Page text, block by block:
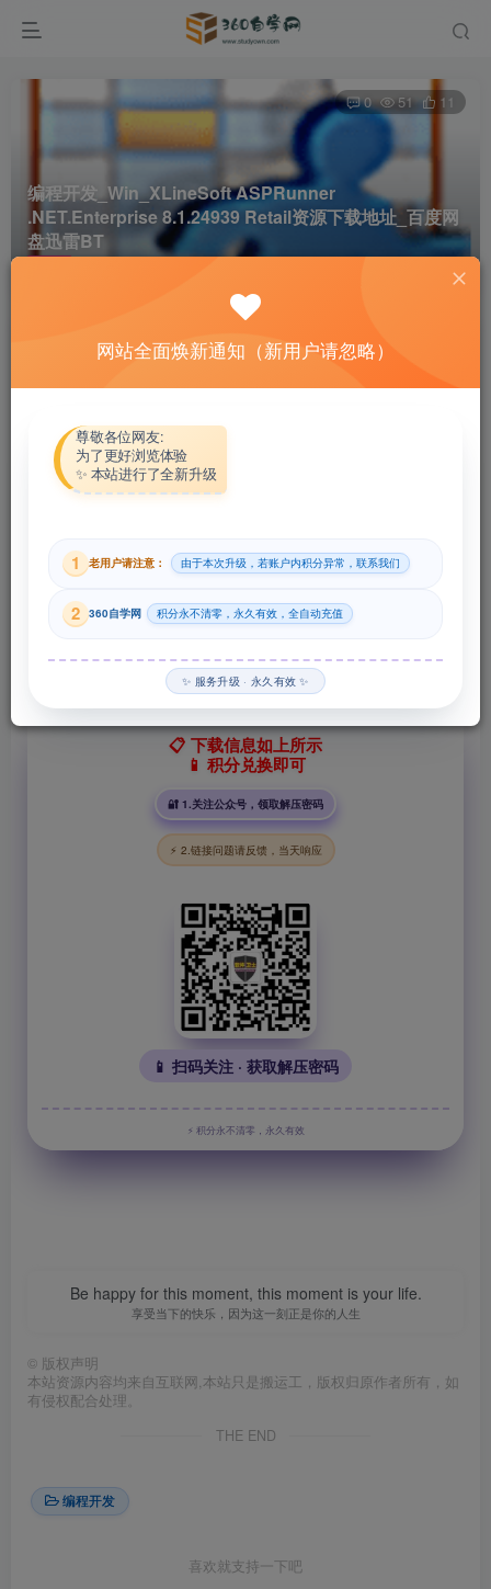
编程开发_Win_XLineSoft ASPRunner
.NET.Enterprise 8.1.24939 Retail资源下载地址_百度网
盘迅雷BT
0 51 11
热心网友 关注
此内容为付费资源，请付费后查看
29积分
付费资源
📋 下载信息如上所示
📱 积分兑换即可
🔐 1.关注公众号，领取解压密码
⚡ 2.链接问题请反馈，当天响应
📱 扫码关注 · 获取解压密码
⚡ 积分永不清零，永久有效
Be happy for this moment, this moment is your life.
享受当下的快乐，因为这一刻正是你的人生
© 版权声明
本站资源内容均来自互联网,本站只是搬运工，版权归原作者所有，如
有侵权配合处理。
THE END
编程开发
喜欢就支持一下吧
网站全面焕新通知（新用户请忽略）
尊敬各位网友:
为了更好浏览体验
✨ 本站进行了全新升级
1 老用户请注意： 由于本次升级，若账户内积分异常，联系我们
2 360自学网 积分永不清零，永久有效，全自动充值
✨ 服务升级 · 永久有效 ✨